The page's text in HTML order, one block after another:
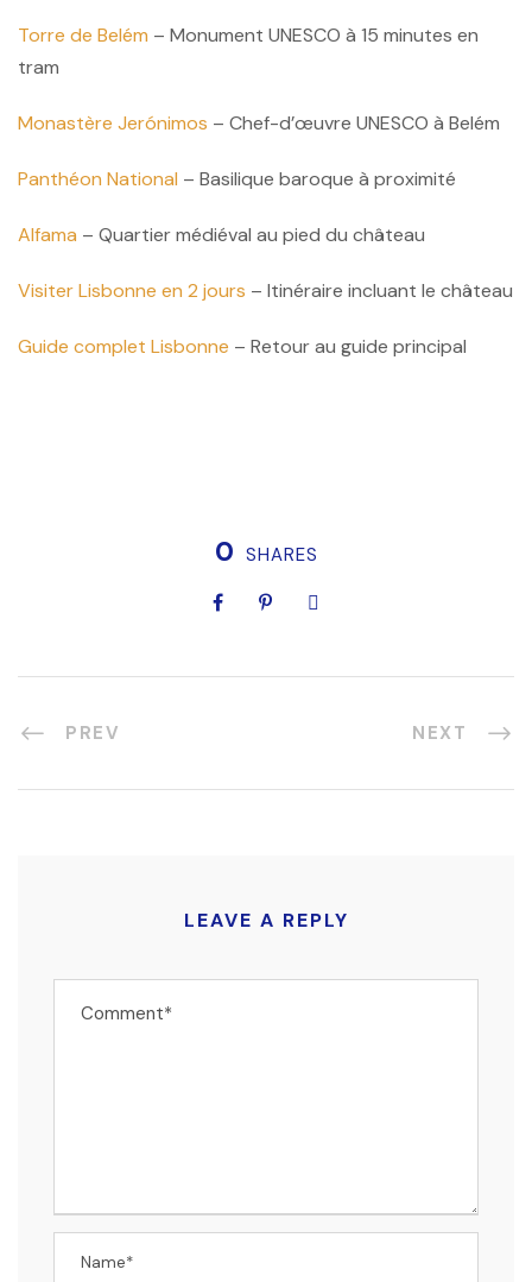
Torre de Belém – Monument UNESCO à 15 minutes en
tram
Monastère Jerónimos – Chef-d’œuvre UNESCO à Belém
Panthéon National – Basilique baroque à proximité
Alfama – Quartier médiéval au pied du château
Visiter Lisbonne en 2 jours – Itinéraire incluant le château
Guide complet Lisbonne – Retour au guide principal
0 SHARES
PREV NEXT
LEAVE A REPLY